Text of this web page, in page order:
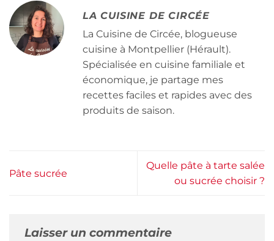
LA CUISINE DE CIRCÉE
La Cuisine de Circée, blogueuse
cuisine à Montpellier (Hérault).
Spécialisée en cuisine familiale et
économique, je partage mes
recettes faciles et rapides avec des
produits de saison.
Pâte sucrée
Quelle pâte à tarte salée
ou sucrée choisir ?
Laisser un commentaire